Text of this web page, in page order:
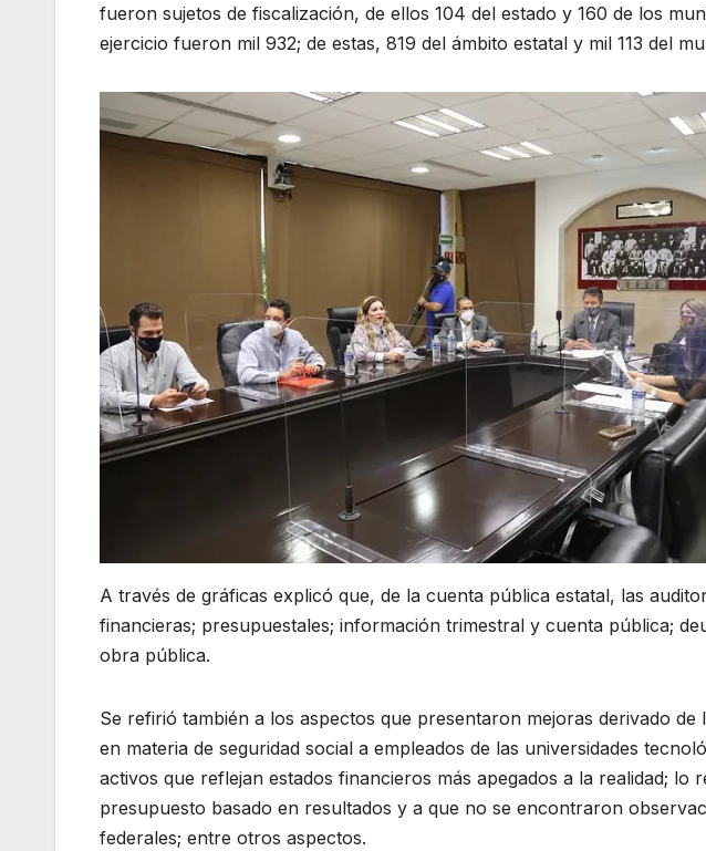
fueron sujetos de fiscalización, de ellos 104 del estado y 160 de los
ejercicio fueron mil 932; de estas, 819 del ámbito estatal y mil 113 del
A través de gráficas explicó que, de la cuenta pública estatal, las
financieras; presupuestales; información trimestral y cuenta pública;
obra pública.
Se refirió también a los aspectos que presentaron mejoras derivado
en materia de seguridad social a empleados de las universidades
activos que reflejan estados financieros más apegados a la realidad; lo
presupuesto basado en resultados y a que no se encontraron
federales; entre otros aspectos.